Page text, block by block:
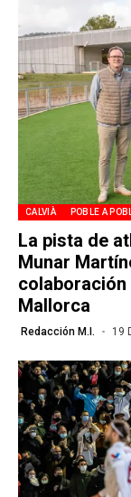
CALVIÀ POBLE A
La pista de
Munar
colaboración
Mallorca
Redacción M.I. 19